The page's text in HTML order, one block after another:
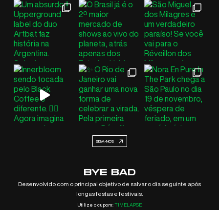
SIGA-NOS
BYE BAD
Desenvolvido com o principal objetivo de salvar o dia seguinte após
longas festas e festivais.
Utilize o cupom: TIMELAPSE